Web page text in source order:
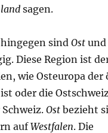
sagen.
hingegen sindOst
Diese Region ist
wie Osteuropa der
oder die
Schweiz.Ost bezieht
aufWestfalen. Die